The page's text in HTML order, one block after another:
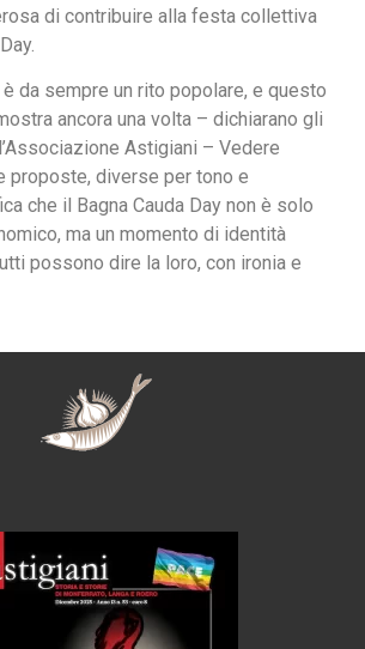
di contribuire alla festa collettiva
è da sempre un rito popolare, e questo
ancora una volta – dichiarano gli
Astigiani – Vedere
proposte, diverse per tono e
che il Bagna Cauda Day non è solo
ma un momento di identità
possono dire la loro, con ironia e